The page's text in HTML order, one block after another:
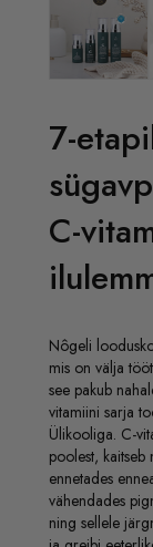
7-
C-
Nôgeli
mis on välja
see pakub
vitamiini sarja
Ülikooliga. C-
poolest, kaitseb
ennetades
vähendades
ning sellele